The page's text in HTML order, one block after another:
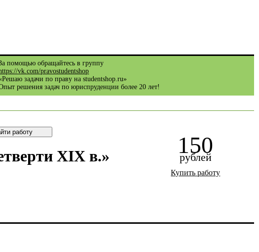
помощью обращайтесь в группу
vk.com/pravostudentshop
задачи по праву на studentshop.ru»
решения задач по юриспруденции более 20 лет!
XIX в.» 150
рублей